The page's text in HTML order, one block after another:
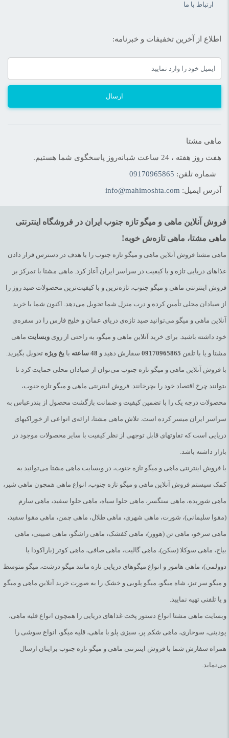
ارتباط با ما
اطلاع از آخرین تخفیفات و خبرنامه:
ارسال
ماهی مشتا
هفت روز هفته ، 24 ساعت شبانه‌روز پاسخگوی شما هستیم.
شماره تلفن: 09170965865
آدرس ایمیل: info@mahimoshta.com
فروش آنلاین ماهی و میگو تازه جنوب ایران در فروشگاه اینترنتی
ماهی مشتا، ماهی تازه‌ش خوبه!
ماهی مشتا فروش آنلاین ماهی و میگو تازه جنوب را با هدف در دسترس قرار دادن
غذاهای دریایی تازه و با کیفیت در سراسر ایران آغاز کرد. ماهی مشتا با تمرکز بر
فروش اینترنتی ماهی و میگو جنوب، تازه‌ترین و با کیفیت‌ترین محصولات صید روز را
از صیادان محلی تأمین کرده و درب منزل شما تحویل می‌دهد. اکنون شما با خرید
آنلاین ماهی و میگو می‌توانید صید تازه‌ی دریای عمان و خلیج فارس را در سفره‌ی
خود داشته باشید. برای خرید آنلاین ماهی و میگو، به راحتی از روی وبسایت ماهی
مشتا و یا با تلفن 09170965865 سفارش دهید و 48 ساعته با یخ ویژه تحویل بگیرید.
با فروش آنلاین ماهی و میگو تازه جنوب می‌توان از صیادان محلی حمایت کرد تا
بتوانند چرخ اقتصاد خود را بچرخانند. فروش اینترنتی ماهی و میگو تازه جنوب،
محصولات درجه یک را با تضمین کیفیت و ضمانت بازگشت محصول از بندرعباس به
سراسر ایران میسر کرده است. تلاش ماهی مشتا، ارائه‌ی انواعی از خوراکیهای
دریایی است که تفاوتهای قابل توجهی از نظر کیفیت با سایر محصولات موجود در
بازار داشته باشد.
با فروش اینترنتی ماهی و میگو تازه جنوب، در وبسایت ماهی مشتا می‌توانید به
کمک سیستم فروش آنلاین ماهی و میگو تازه جنوب، انواع ماهی همچون ماهی شیر،
ماهی شوریده، ماهی سنگسر، ماهی حلوا سیاه، ماهی حلوا سفید، ماهی سارم
(مقوا سلیمانی)، شورت، ماهی شهری، ماهی طلال، ماهی چمن، ماهی مقوا سفید،
ماهی سرخو، ماهی تن (هوور)، ماهی کفشک، ماهی راشگو، ماهی صبیتی، ماهی
بیاح، ماهی سوکلا (سکن)، ماهی گالیت، ماهی صافی، ماهی کوتر (باراکودا یا
دوولمی)، ماهی هامور و انواع میگوهای دریایی تازه مانند میگو درشت، میگو متوسط
و میگو سر تیز، شاه میگو، میگو پلویی و خشک را به صورت خرید آنلاین ماهی و میگو
و یا تلفنی تهیه نمایید.
وبسایت ماهی مشتا انواع دستور پخت غذاهای دریایی را همچون انواع قلیه ماهی،
پودینی، سوخاری، ماهی شکم پر، سبزی پلو با ماهی، قلیه میگو، انواع سوشی را
همراه سفارش شما با فروش اینترنتی ماهی و میگو تازه جنوب برایتان ارسال
می‌نماید.